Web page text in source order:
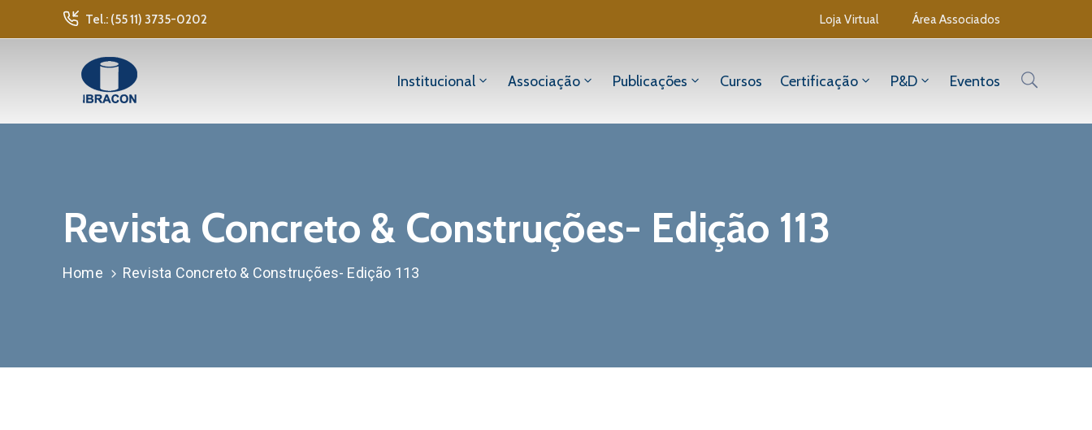
Tel.: (55 11) 3735-0202 Loja Virtual Área Associados
Institucional Associação Publicações Cursos Certificação P&D Eventos
Revista Concreto & Construções- Edição 113
Home Revista Concreto & Construções- Edição 113